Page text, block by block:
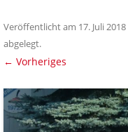
Veröffentlicht am 17. Juli 2018
abgelegt.
← Vorheriges